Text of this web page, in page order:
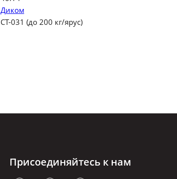
Диком
СТ-031 (до 200 кг/ярус)
Присоединяйтесь к нам